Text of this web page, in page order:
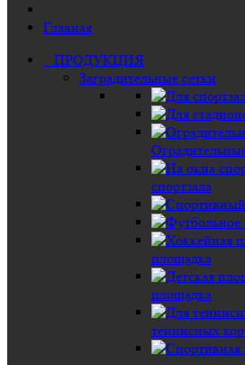
Главная
ПРОДУКЦИЯ
Заградительные сетки
спортзала
площадка
площадка
теннисных